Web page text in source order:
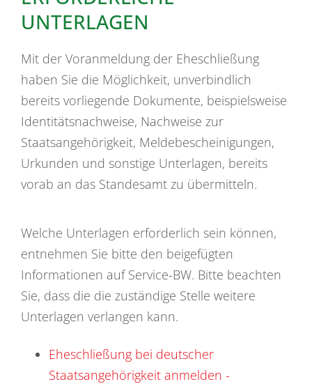
UNTERLAGEN
Mit der Voranmeldung der Eheschließung
haben Sie die Möglichkeit, unverbindlich
bereits vorliegende Dokumente, beispielsweise
Identitätsnachweise, Nachweise zur
Staatsangehörigkeit, Meldebescheinigungen,
Urkunden und sonstige Unterlagen, bereits
vorab an das Standesamt zu übermitteln.
Welche Unterlagen erforderlich sein können,
entnehmen Sie bitte den beigefügten
Informationen auf Service-BW. Bitte beachten
Sie, dass die die zuständige Stelle weitere
Unterlagen verlangen kann.
Eheschließung bei deutscher
Staatsangehörigkeit anmelden -